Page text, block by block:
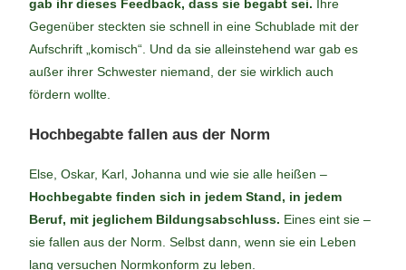
gab ihr dieses Feedback, dass sie begabt sei. Ihre
Gegenüber steckten sie schnell in eine Schublade mit der
Aufschrift „komisch“. Und da sie alleinstehend war gab es
außer ihrer Schwester niemand, der sie wirklich auch
fördern wollte.
Hochbegabte fallen aus der Norm
Else, Oskar, Karl, Johanna und wie sie alle heißen –
Hochbegabte finden sich in jedem Stand, in jedem
Beruf, mit jeglichem Bildungsabschluss. Eines eint sie –
sie fallen aus der Norm. Selbst dann, wenn sie ein Leben
lang versuchen Normkonform zu leben.